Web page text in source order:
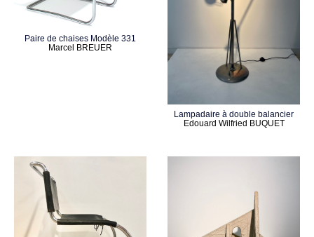
Paire de chaises Modèle 331
Marcel BREUER
Lampadaire à double balancier
Edouard Wilfried BUQUET